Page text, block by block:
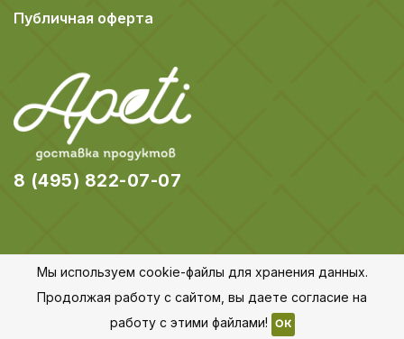
Публичная оферта
8 (495) 822-07-07
© 2018-2026 Apeti.ru,Карта сайта
Мы используем cookie-файлы для хранения данных.
Продолжая работу с сайтом, вы даете согласие на
работу с этими файлами!
OK